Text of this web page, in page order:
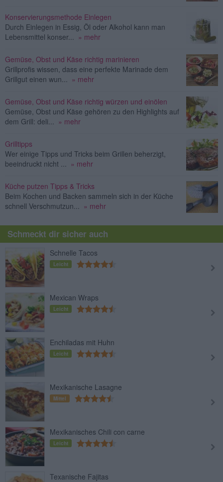
Konservierungsmethode Einlegen
Durch Einlegen in Essig, Öl oder Alkohol kann man
Lebensmittel konser...
» mehr
Gemüse, Obst und Käse richtig marinieren
Grillprofis wissen, dass eine perfekte Marinade dem
Grillgut einen wun...
» mehr
Gemüse, Obst und Käse richtig würzen und einölen
Gemüse, Obst und Käse gehören zu den Highlights auf
dem Grill: deli...
» mehr
Grilltipps
Wer einige Tipps und Tricks beim Grillen beherzigt,
beeindruckt nicht ...
» mehr
Küche putzen Tipps & Tricks
Beim Kochen und Backen sammeln sich in der Küche
schnell Verschmutzun...
» mehr
Schmeckt dir sicher auch
Schnelle Tacos
Leicht
Mexican Wraps
Leicht
Enchiladas mit Huhn
Leicht
Mexikanische Lasagne
Mittel
Mexikanisches Chili con carne
Leicht
Texanische Fajitas